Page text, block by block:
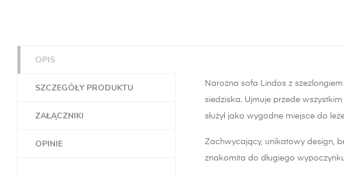
OPIS
SZCZEGÓŁY PRODUKTU
ZAŁĄCZNIKI
OPINIE
Narożna sofa Lindos z
siedziska. Ujmuje przede
służył jako wygodne miejsce do
Zachwycający, unikatowy design,
znakomita do długiego